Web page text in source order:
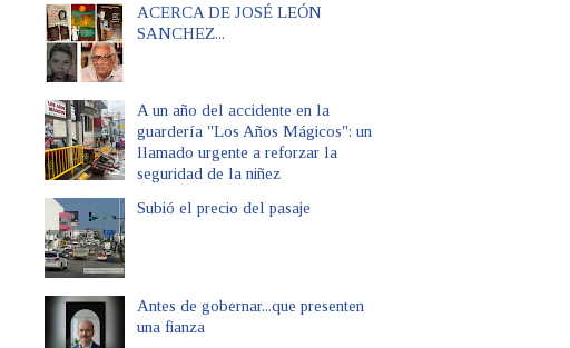
ACERCA DE JOSÉ LEÓN
SANCHEZ...
A un año del accidente en la
guardería "Los Años Mágicos": un
llamado urgente a reforzar la
seguridad de la niñez
Subió el precio del pasaje
Antes de gobernar...que presenten
una fianza